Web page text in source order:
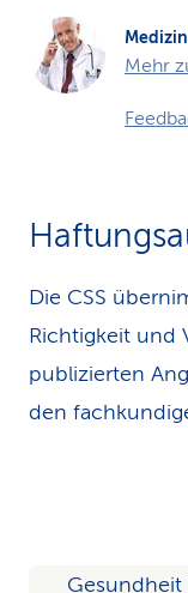
Mehr
Die CSS
Richtigkeit und
publizierten
den
Gesundheit